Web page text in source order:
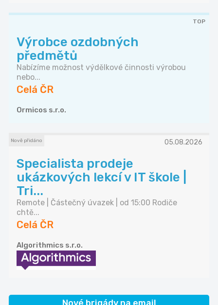
TOP
Výrobce ozdobných
předmětů
Nabízíme možnost výdělkové činnosti výrobou
nebo...
Celá ČR
Ormicos s.r.o.
Nově přidáno 05.08.2026
Specialista prodeje
ukázkových lekcí v IT škole |
Tri...
Remote | Částečný úvazek | od 15:00 Rodiče
chtě...
Celá ČR
Algorithmics s.r.o.